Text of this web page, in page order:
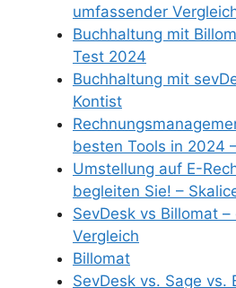
umfassender
Buchhaltung mit
Test 2024
Buchhaltung mit
Kontist
besten Tools in 2024
Umstellung auf E-
begleiten Sie! –
SevDesk vs Billomat
Vergleich
Billomat
SevDesk vs. Sage vs.